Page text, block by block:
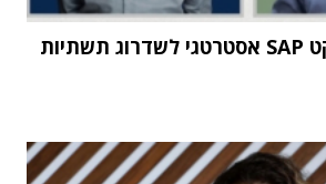
וואן הובילה פרויקט SAP אסטרטגי לשדרוג תשתיות